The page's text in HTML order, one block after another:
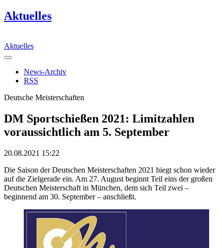
Aktuelles
Aktuelles
News-Archiv
RSS
Deutsche Meisterschaften
DM Sportschießen 2021: Limitzahlen
voraussichtlich am 5. September
20.08.2021 15:22
Die Saison der Deutschen Meisterschaften 2021 biegt schon wieder
auf die Zielgerade ein. Am 27. August beginnt Teil eins der großen
Deutschen Meisterschaft in München, dem sich Teil zwei –
beginnend am 30. September – anschließt.